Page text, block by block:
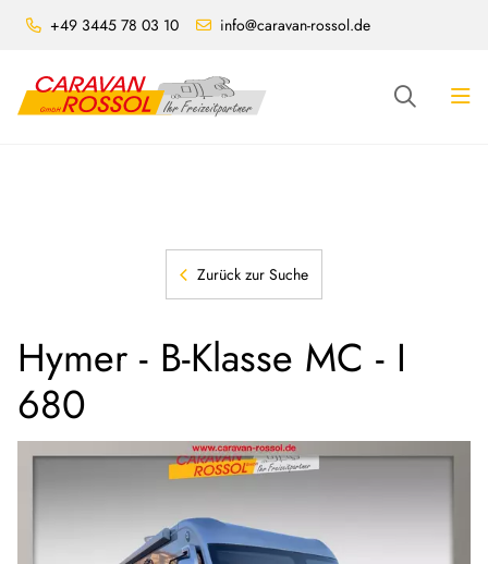
+49 3445 78 03 10 info@caravan-rossol.de
Zurück zur Suche
Hymer - B-Klasse MC - I
680